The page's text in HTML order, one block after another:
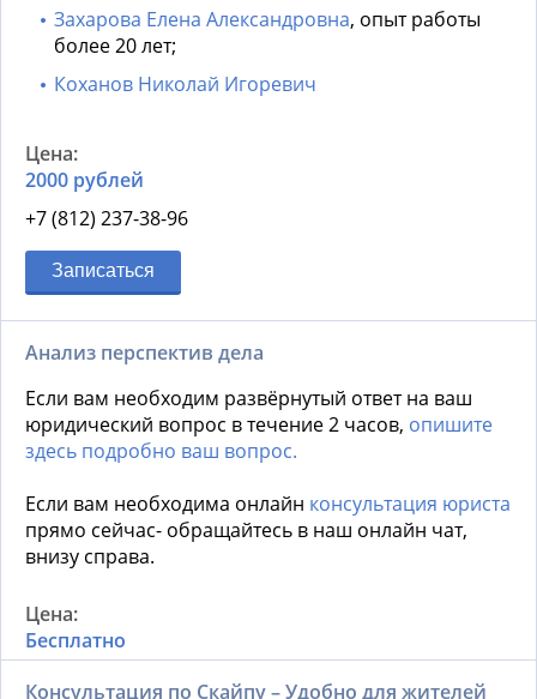
Захарова Елена Александровна, опыт работы
более 20 лет;
Коханов Николай Игоревич
2000 рублей
+7 (812) 237-38-96
Записаться
Анализ перспектив дела
Если вам необходим развёрнутый ответ на ваш
юридический вопрос в течение 2 часов, опишите
здесь подробно ваш вопрос.
Если вам необходима онлайн консультация юриста
прямо сейчас- обращайтесь в наш онлайн чат,
внизу справа.
Бесплатно
Консультация по Скайпу – Удобно для жителей